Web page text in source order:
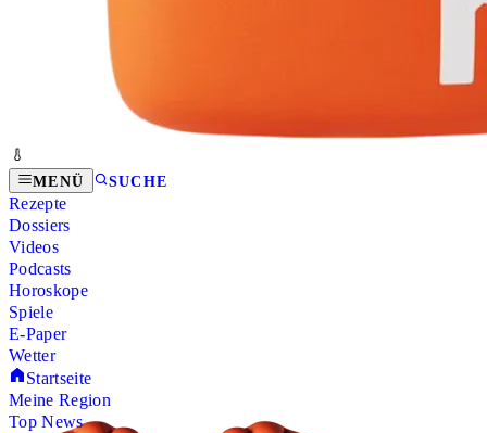
MENÜ SUCHE
Rezepte
Dossiers
Videos
Podcasts
Horoskope
Spiele
E-Paper
Wetter
Startseite
Meine Region
Top News